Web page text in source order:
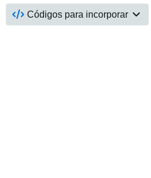
Códigos para incorporar